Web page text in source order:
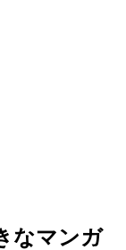
なマンガ